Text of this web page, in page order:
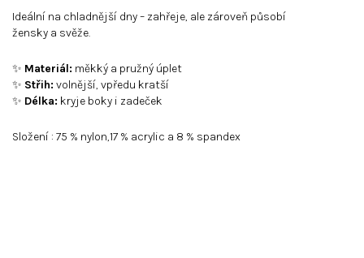
Ideální na chladnější dny – zahřeje, ale zároveň působí
žensky a svěže.
✨ Materiál: měkký a pružný úplet
✨ Střih: volnější, vpředu kratší
✨ Délka: kryje boky i zadeček
Složení : 75 % nylon,17 % acrylic a 8 % spandex